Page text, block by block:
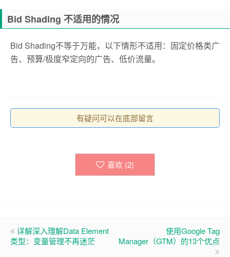
Bid Shading 不适用的情况
Bid Shading不等于万能，以下情形不适用：固定价格类广
告、预算/极度窄定向的广告、低价流量。
有疑问可以在底部留言
喜欢 (2)
详解深入理解Data Element
类型：变量管理不再迷茫
使用Google Tag
Manager（GTM）的13个优点